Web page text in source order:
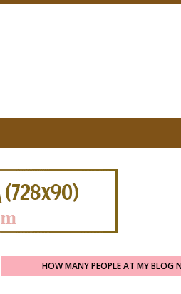
HOW MANY PEOPLE AT MY BLOG